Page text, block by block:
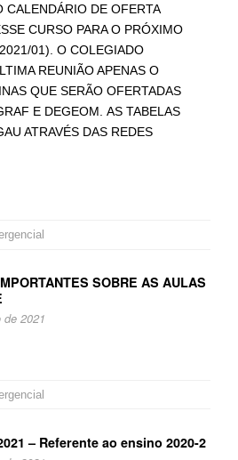
CALENDÁRIO DE OFERTA
CURSO PARA O PRÓXIMO
01). O COLEGIADO
REUNIÃO APENAS O
QUE SERÃO OFERTADAS
E DEGEOM. AS TABELAS
ATRAVÉS DAS REDES
SOBRE AS AULAS
2021
– Referente ao ensino 2020-2